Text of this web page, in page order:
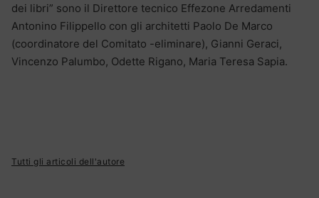
dei libri” sono il Direttore tecnico Effezone Arredamenti
Antonino Filippello con gli architetti Paolo De Marco
(coordinatore del Comitato -eliminare), Gianni Geraci,
Vincenzo Palumbo, Odette Rigano, Maria Teresa Sapia.
Tutti gli articoli dell'autore